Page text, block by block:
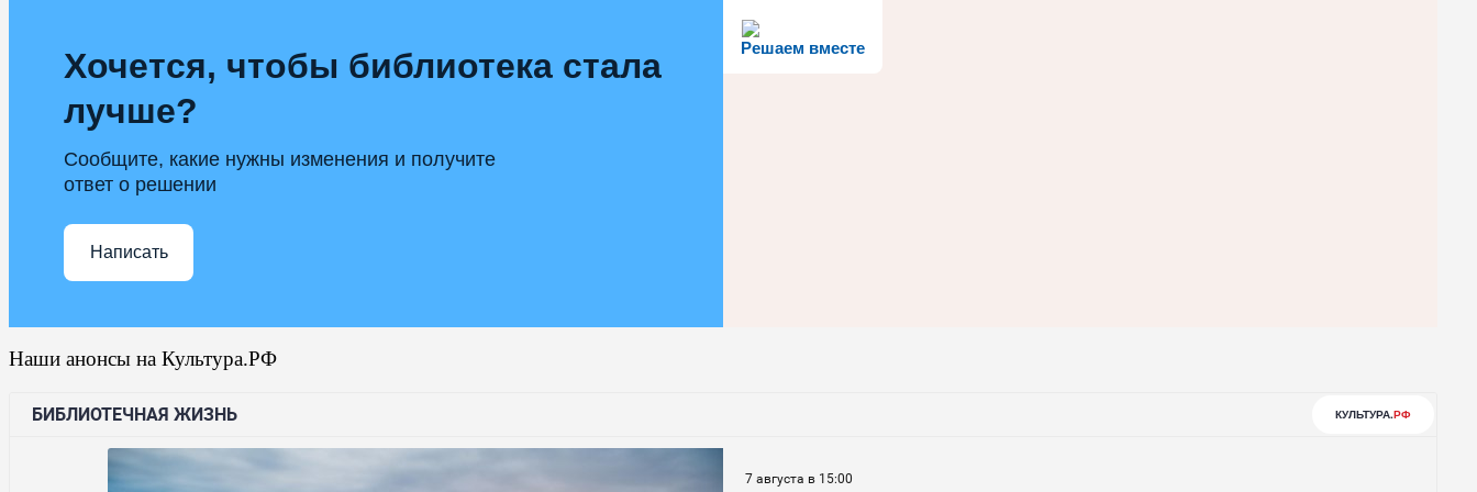
Решаем вместе
Хочется, чтобы библиотека стала
лучше?
Сообщите, какие нужны изменения и получите
ответ о решении
Написать
Наши анонсы на Культура.РФ